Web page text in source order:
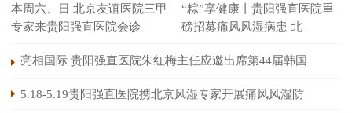
本周六、日 北京友谊医院三甲
专家来贵阳强直医院会诊
“粽”享健康丨贵阳强直医院重
磅招募痛风风湿病患 北
亮相国际 贵阳强直医院朱红梅主任应邀出席第44届韩国
5.18-5.19贵阳强直医院携北京风湿专家开展痛风风湿防